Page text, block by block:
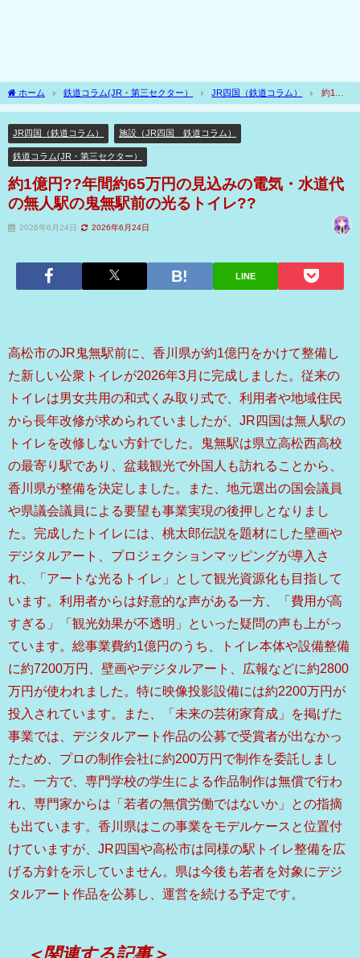
ホーム 鉄道コラム(JR・第三セクター） JR四国（鉄道コラム）
約1億
円??年間約65万円の見込みの電気・水道代の無人駅の鬼無駅前の光るトイレ??
JR四国（鉄道コラム） 施設（JR四国 鉄道コラム）
鉄道コラム(JR・第三セクター）
約1億円??年間約65万円の見込みの電気・水道代
の無人駅の鬼無駅前の光るトイレ??
2026年6月24日 2026年6月24日
LINE
高松市のJR鬼無駅前に、香川県が約1億円をかけて整備し
た新しい公衆トイレが2026年3月に完成しました。従来の
トイレは男女共用の和式くみ取り式で、利用者や地域住民
から長年改修が求められていましたが、JR四国は無人駅の
トイレを改修しない方針でした。鬼無駅は県立高松西高校
の最寄り駅であり、盆栽観光で外国人も訪れることから、
香川県が整備を決定しました。また、地元選出の国会議員
や県議会議員による要望も事業実現の後押しとなりまし
た。完成したトイレには、桃太郎伝説を題材にした壁画や
デジタルアート、プロジェクションマッピングが導入さ
れ、「アートな光るトイレ」として観光資源化も目指して
います。利用者からは好意的な声がある一方、「費用が高
すぎる」「観光効果が不透明」といった疑問の声も上がっ
ています。総事業費約1億円のうち、トイレ本体や設備整備
に約7200万円、壁画やデジタルアート、広報などに約2800
万円が使われました。特に映像投影設備には約2200万円が
投入されています。また、「未来の芸術家育成」を掲げた
事業では、デジタルアート作品の公募で受賞者が出なかっ
たため、プロの制作会社に約200万円で制作を委託しまし
た。一方で、専門学校の学生による作品制作は無償で行わ
れ、専門家からは「若者の無償労働ではないか」との指摘
も出ています。香川県はこの事業をモデルケースと位置付
けていますが、JR四国や高松市は同様の駅トイレ整備を広
げる方針を示していません。県は今後も若者を対象にデジ
タルアート作品を公募し、運営を続ける予定です。
＜関連する記事＞